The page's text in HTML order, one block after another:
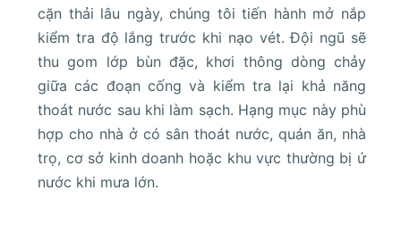
cặn thải lâu ngày, chúng tôi tiến hành mở nắp
kiểm tra độ lắng trước khi nạo vét. Đội ngũ sẽ
thu gom lớp bùn đặc, khơi thông dòng chảy
giữa các đoạn cống và kiểm tra lại khả năng
thoát nước sau khi làm sạch. Hạng mục này phù
hợp cho nhà ở có sân thoát nước, quán ăn, nhà
trọ, cơ sở kinh doanh hoặc khu vực thường bị ứ
nước khi mưa lớn.